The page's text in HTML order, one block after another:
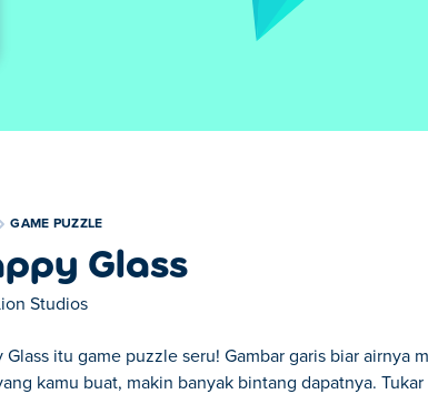
GAME PUZZLE
Glass
Studios
Glass itu game puzzle seru! Gambar garis biar airnya
kamu buat, makin banyak bintang dapatnya.